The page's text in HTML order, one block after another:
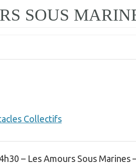
SOUS
Collectifs
– Les Amours Sous Marines